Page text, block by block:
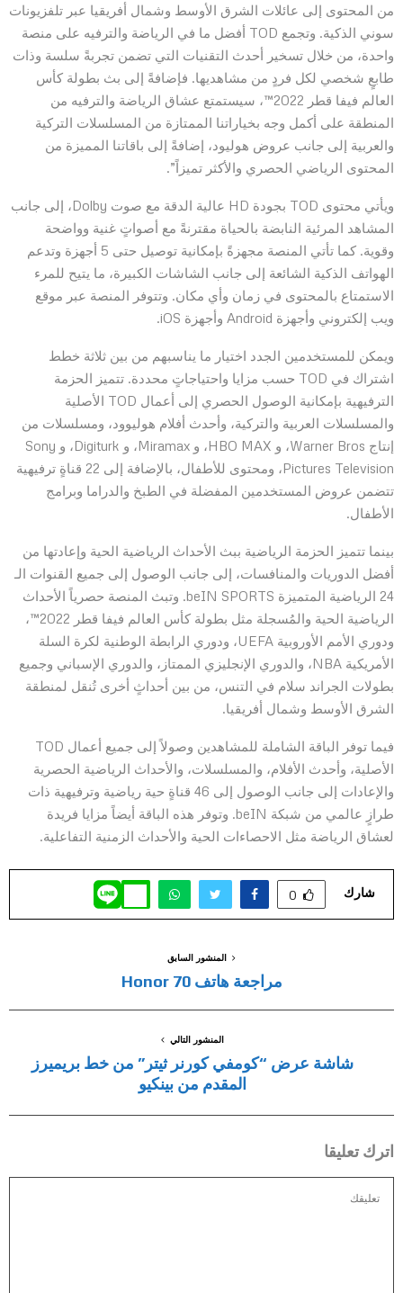
من المحتوى إلى عائلات الشرق الأوسط وشمال أفريقيا عبر تلفزيونات
سوني الذكية. وتجمع TOD أفضل ما في الرياضة والترفيه على منصة
واحدة، من خلال تسخير أحدث التقنيات التي تضمن تجربةً سلسة وذات
طابعٍ شخصي لكل فردٍ من مشاهديها. فإضافةً إلى بث بطولة كأس
العالم فيفا قطر 2022™، سيستمتع عشاق الرياضة والترفيه من
المنطقة على أكمل وجه بخياراتنا الممتازة من المسلسلات التركية
والعربية إلى جانب عروض هوليود، إضافةً إلى باقاتنا المميزة من
المحتوى الرياضي الحصري والأكثر تميزاً”.
ويأتي محتوى TOD بجودة HD عالية الدقة مع صوت Dolby، إلى جانب
المشاهد المرئية النابضة بالحياة مقترنةً مع أصواتٍ غنية وواضحة
وقوية. كما تأتي المنصة مجهزةً بإمكانية توصيل حتى 5 أجهزة وتدعم
الهواتف الذكية الشائعة إلى جانب الشاشات الكبيرة، ما يتيح للمرء
الاستمتاع بالمحتوى في زمان وأي مكان. وتتوفر المنصة عبر موقع
ويب إلكتروني وأجهزة Android وأجهزة iOS.
ويمكن للمستخدمين الجدد اختيار ما يناسبهم من بين ثلاثة خطط
اشتراك في TOD حسب مزايا واحتياجاتٍ محددة. تتميز الحزمة
الترفيهية بإمكانية الوصول الحصري إلى أعمال TOD الأصلية
والمسلسلات العربية والتركية، وأحدث أفلام هوليوود، ومسلسلات من
إنتاج Warner Bros، و HBO MAX، و Miramax، و Digiturk، و Sony
Pictures Television، ومحتوى للأطفال، بالإضافة إلى 22 قناةٍ ترفيهية
تتضمن عروض المستخدمين المفضلة في الطبخ والدراما وبرامج
الأطفال.
بينما تتميز الحزمة الرياضية ببث الأحداث الرياضية الحية وإعادتها من
أفضل الدوريات والمنافسات، إلى جانب الوصول إلى جميع القنوات الـ
24 الرياضية المتميزة beIN SPORTS. وتبث المنصة حصرياً الأحداث
الرياضية الحية والمُسجلة مثل بطولة كأس العالم فيفا قطر 2022™،
ودوري الأمم الأوروبية UEFA، ودوري الرابطة الوطنية لكرة السلة
الأمريكية NBA، والدوري الإنجليزي الممتاز، والدوري الإسباني وجميع
بطولات الجراند سلام في التنس، من بين أحداثٍ أخرى تُنقل لمنطقة
الشرق الأوسط وشمال أفريقيا.
فيما توفر الباقة الشاملة للمشاهدين وصولاً إلى جميع أعمال TOD
الأصلية، وأحدث الأفلام، والمسلسلات، والأحداث الرياضية الحصرية
والإعادات إلى جانب الوصول إلى 46 قناةٍ حية رياضية وترفيهية ذات
طرازٍ عالمي من شبكة beIN. وتوفر هذه الباقة أيضاً مزايا فريدة
لعشاق الرياضة مثل الاحصاءات الحية والأحداث الزمنية التفاعلية.
شارك 0
المنشور السابق
مراجعة هاتف Honor 70
المنشور التالي
شاشة عرض “كومفي كورنر ثيتر” من خط بريميرز
المقدم من بينكيو
اترك تعليقا